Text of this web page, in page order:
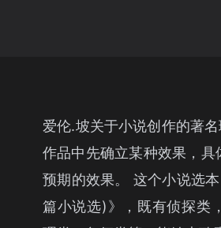
爱伦.坡关于小说创作的著
作品中先确立某种效果，
预期的效果。 这个小说选
篇小说选)》，既有侦探类